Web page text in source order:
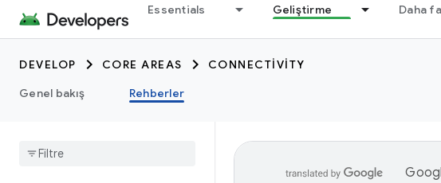
Essentials Geliştirme Daha
DEVELOP CORE AREAS
CONNECTIVITY
Genel bakış
Rehberler